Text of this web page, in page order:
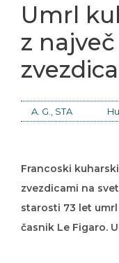
Umrl
z
A. G., STA
Francoski
zvezdicami na
starosti 73 let
časnik Le Figaro.